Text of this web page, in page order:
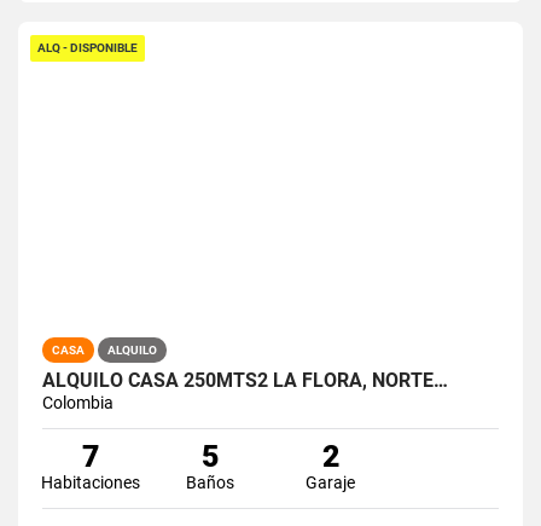
ALQ - DISPONIBLE
CASA ALQUILO
ALQUILO CASA 250MTS2 LA FLORA, NORTE…
Colombia
7
Habitaciones
5
Baños
2
Garaje